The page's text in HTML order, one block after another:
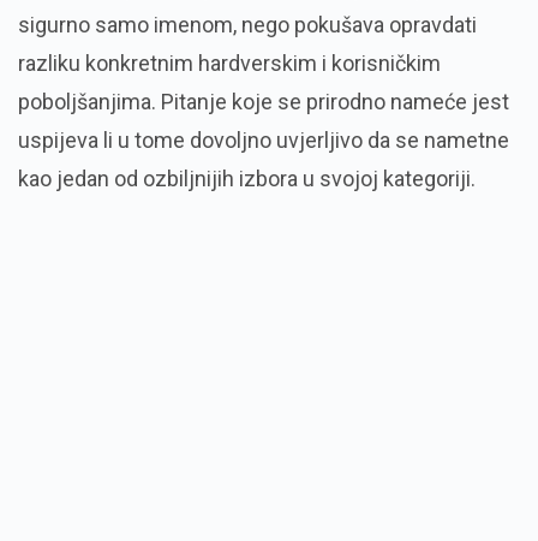
sigurno samo imenom, nego pokušava opravdati
razliku konkretnim hardverskim i korisničkim
poboljšanjima. Pitanje koje se prirodno nameće jest
uspijeva li u tome dovoljno uvjerljivo da se nametne
kao jedan od ozbiljnijih izbora u svojoj kategoriji.